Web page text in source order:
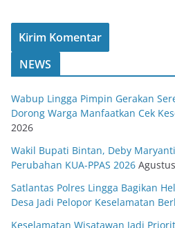
NEWS
Wabup Lingga Pimpin Gerakan
Dorong Warga Manfaatkan Cek
2026
Wakil Bupati Bintan, Deby
Perubahan KUA-PPAS 2026
Satlantas Polres Lingga Bagikan
Desa Jadi Pelopor Keselamatan
Keselamatan Wisatawan Jadi